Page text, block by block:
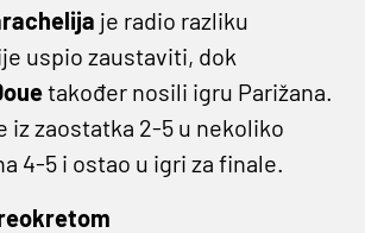
je radio razliku
uspio zaustaviti, dok
također nosili igru Parižana.
iz zaostatka 2-5 u nekoliko
4-5 i ostao u igri za finale.